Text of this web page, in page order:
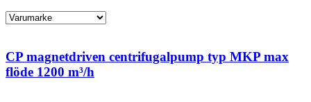
CP magnetdriven centrifugalpump typ MKP max
flöde 1200 m³/h